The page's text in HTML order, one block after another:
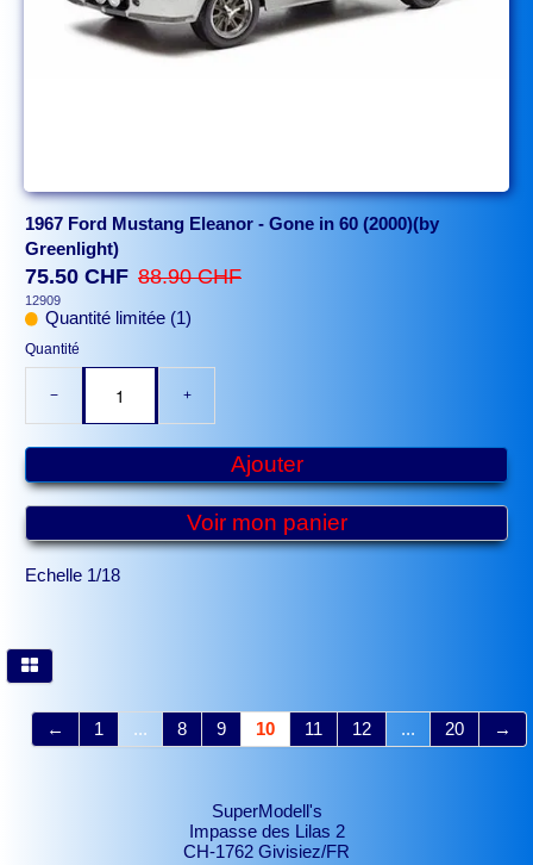
1967 Ford Mustang Eleanor - Gone in 60 (2000)(by
Greenlight)
75.50 CHF 88.90 CHF
12909
Quantité limitée (1)
Quantité
− +
Ajouter
Voir mon panier
Echelle 1/18
← 1 ... 8 9 10 11 12 ... 20 →
SuperModell's
Impasse des Lilas 2
CH-1762 Givisiez/FR